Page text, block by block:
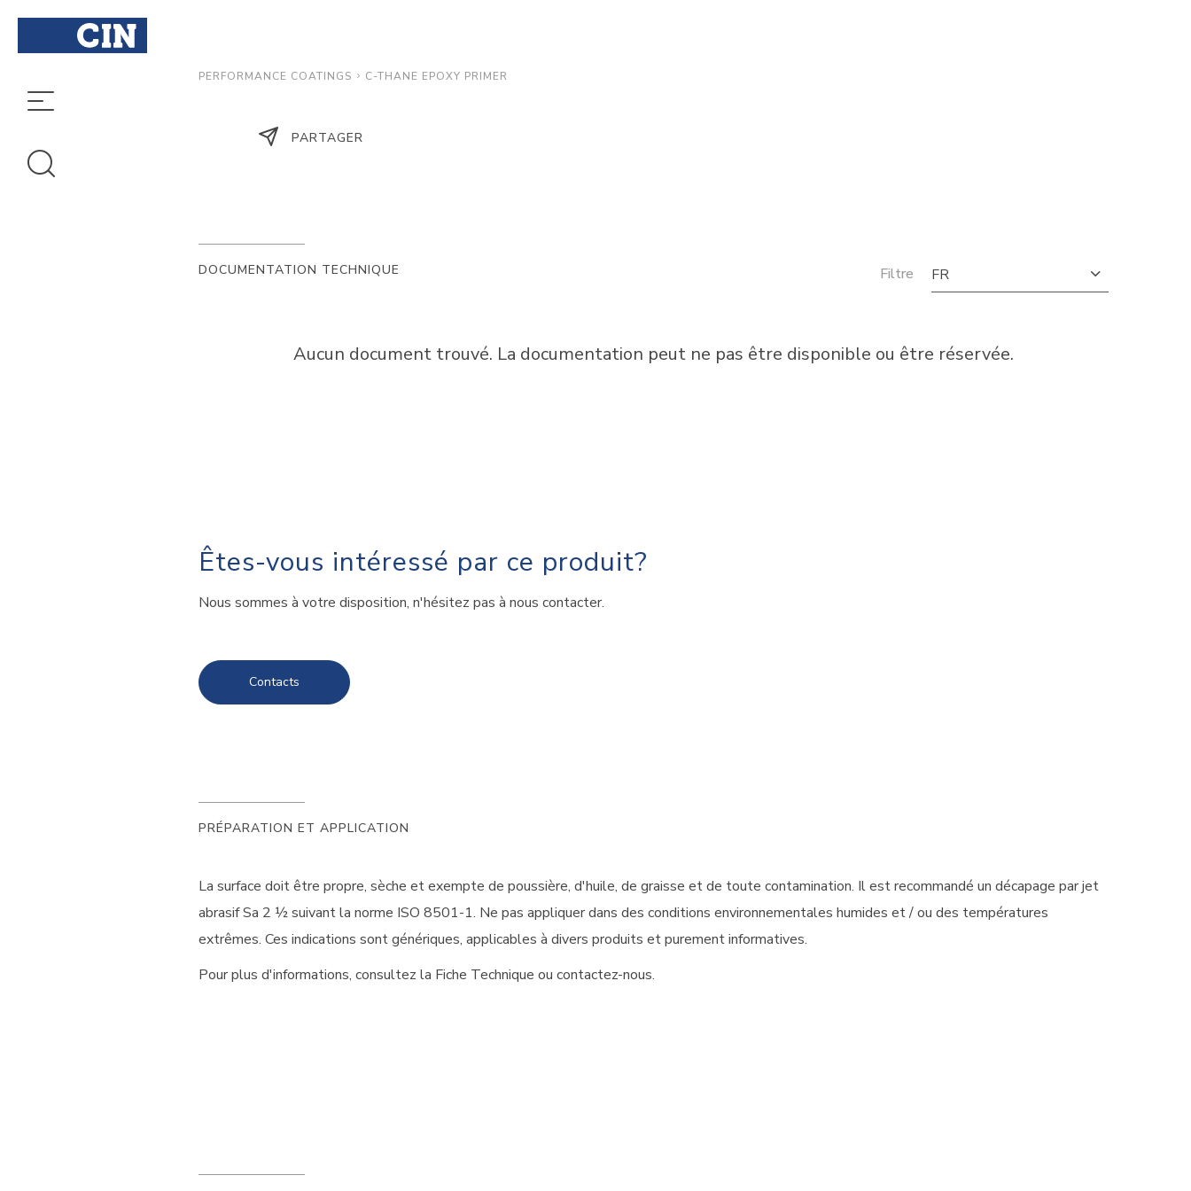
PERFORMANCE COATINGS C-THANE EPOXY PRIMER
PARTAGER
DOCUMENTATION TECHNIQUE Filtre FR
Aucun document trouvé. La documentation peut ne pas être disponible ou être réservée.
Êtes-vous intéressé par ce produit?
Nous sommes à votre disposition, n'hésitez pas à nous contacter.
Contacts
PRÉPARATION ET APPLICATION
La surface doit être propre, sèche et exempte de poussière, d'huile, de graisse et de toute contamination. Il est recommandé un décapage par jet
abrasif Sa 2 ½ suivant la norme ISO 8501-1. Ne pas appliquer dans des conditions environnementales humides et / ou des températures
extrêmes. Ces indications sont génériques, applicables à divers produits et purement informatives.
Pour plus d'informations, consultez la Fiche Technique ou contactez-nous.